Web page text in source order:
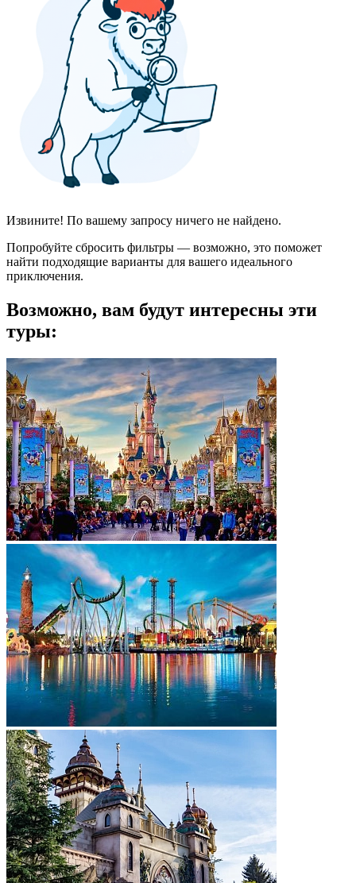
Извините! По вашему запросу ничего не найдено.
Попробуйте сбросить фильтры — возможно, это поможет
найти подходящие варианты для вашего идеального
приключения.
Возможно, вам будут интересны эти
туры: